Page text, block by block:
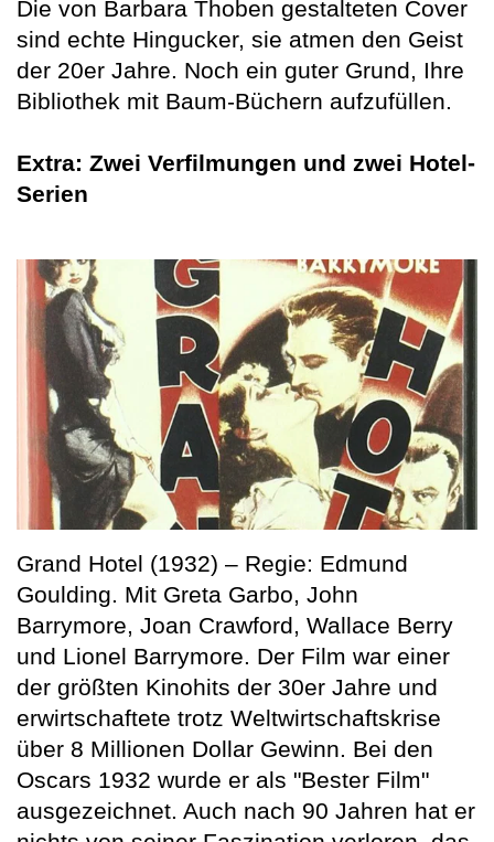
Die von Barbara Thoben gestalteten Cover
sind echte Hingucker, sie atmen den Geist
der 20er Jahre. Noch ein guter Grund, Ihre
Bibliothek mit Baum-Büchern aufzufüllen.
Extra: Zwei Verfilmungen und zwei Hotel-
Serien
Grand Hotel (1932) – Regie: Edmund
Goulding. Mit Greta Garbo, John
Barrymore, Joan Crawford, Wallace Berry
und Lionel Barrymore. Der Film war einer
der größten Kinohits der 30er Jahre und
erwirtschaftete trotz Weltwirtschaftskrise
über 8 Millionen Dollar Gewinn. Bei den
Oscars 1932 wurde er als "Bester Film"
ausgezeichnet. Auch nach 90 Jahren hat er